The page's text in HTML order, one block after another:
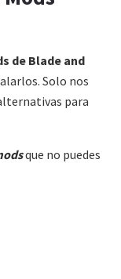
de Blade and
Solo nos
para
que no puedes